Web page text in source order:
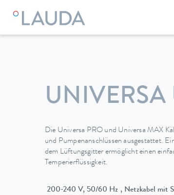
LAUDA Temperiergeräte
UNIVERSA
Die Universa PRO und Universa MAX
und Pumpenanschlüssen ausgestattet.
dem Lüftungsgitter ermöglicht einen
Temperierflüssigkeit.
200-240 V, 50/60 Hz ,